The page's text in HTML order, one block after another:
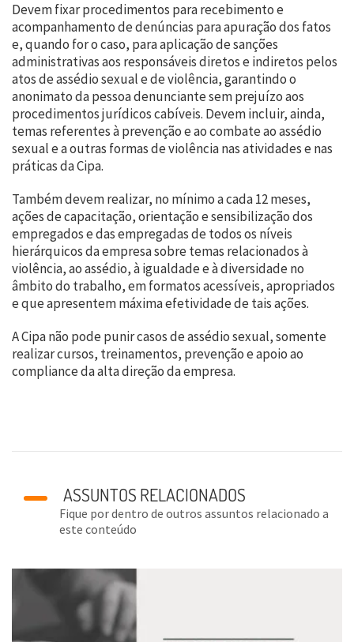
Devem fixar procedimentos para recebimento e
acompanhamento de denúncias para apuração dos fatos
e, quando for o caso, para aplicação de sanções
administrativas aos responsáveis diretos e indiretos pelos
atos de assédio sexual e de violência, garantindo o
anonimato da pessoa denunciante sem prejuízo aos
procedimentos jurídicos cabíveis. Devem incluir, ainda,
temas referentes à prevenção e ao combate ao assédio
sexual e a outras formas de violência nas atividades e nas
práticas da Cipa.
Também devem realizar, no mínimo a cada 12 meses,
ações de capacitação, orientação e sensibilização dos
empregados e das empregadas de todos os níveis
hierárquicos da empresa sobre temas relacionados à
violência, ao assédio, à igualdade e à diversidade no
âmbito do trabalho, em formatos acessíveis, apropriados
e que apresentem máxima efetividade de tais ações.
A Cipa não pode punir casos de assédio sexual, somente
realizar cursos, treinamentos, prevenção e apoio ao
compliance da alta direção da empresa.
ASSUNTOS RELACIONADOS
Fique por dentro de outros assuntos relacionado a
este conteúdo